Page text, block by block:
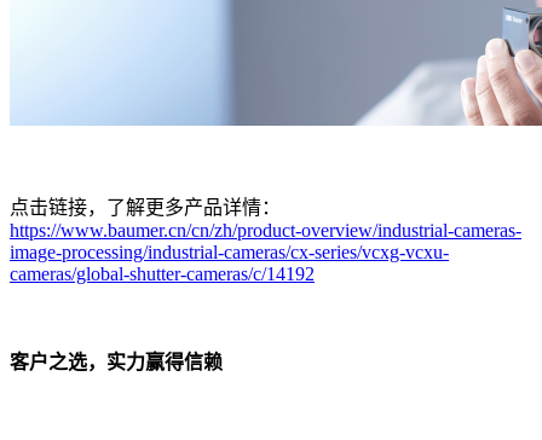
点击链接，了解更多产品详情：
https://www.baumer.cn/cn/zh/product-overview/industrial-cameras-
image-processing/industrial-cameras/cx-series/vcxg-vcxu-
cameras/global-shutter-cameras/c/14192
客户之选，实力赢得信赖